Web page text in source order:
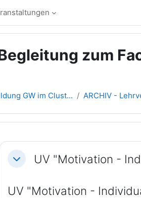
zum
GW im Clust... ARCHIV -
EinklappenUV "Motivation -
UV "Motivation -